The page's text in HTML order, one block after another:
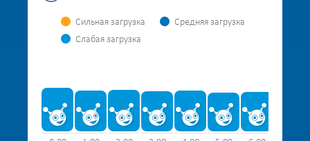
Сильная загрузка
Средняя загрузка
Слабая загрузка